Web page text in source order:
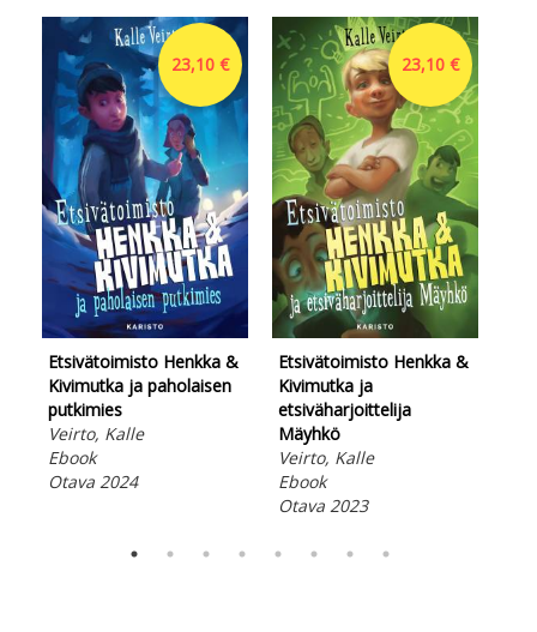
23,10 €
Etsivätoimisto Henkka &
Kivimutka ja paholaisen
putkimies
Veirto, Kalle
Ebook
Otava 2024
23,10 €
Etsivätoimisto Henkka &
Kivimutka ja
etsiväharjoittelija
Mäyhkö
Veirto, Kalle
Ebook
Otava 2023